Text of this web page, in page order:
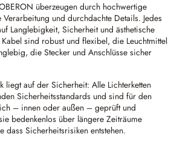
überzeugen durch hochwertige
und durchdachte Details. Jedes
Langlebigkeit, Sicherheit und ästhetische
sind robust und flexibel, die Leuchtmittel
die Stecker und Anschlüsse sicher
liegt auf der Sicherheit: Alle Lichterketten
Sicherheitsstandards und sind für den
– innen oder außen – geprüft und
bedenkenlos über längere Zeiträume
dass Sicherheitsrisiken entstehen.